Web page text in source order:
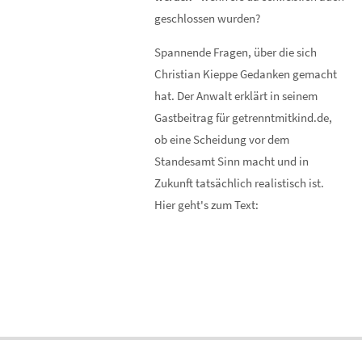
geschlossen wurden?
Spannende Fragen, über die sich
Christian Kieppe Gedanken gemacht
hat. Der Anwalt erklärt in seinem
Gastbeitrag für getrenntmitkind.de,
ob eine Scheidung vor dem
Standesamt Sinn macht und in
Zukunft tatsächlich realistisch ist.
Hier geht's zum Text: